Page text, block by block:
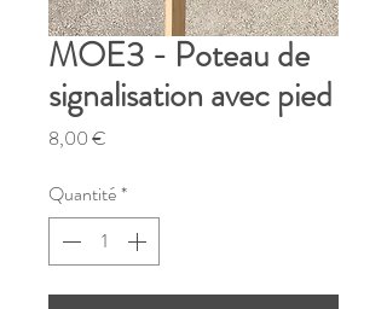
MOE3 - Poteau de
signalisation avec pied
8,00 €
Quantité*